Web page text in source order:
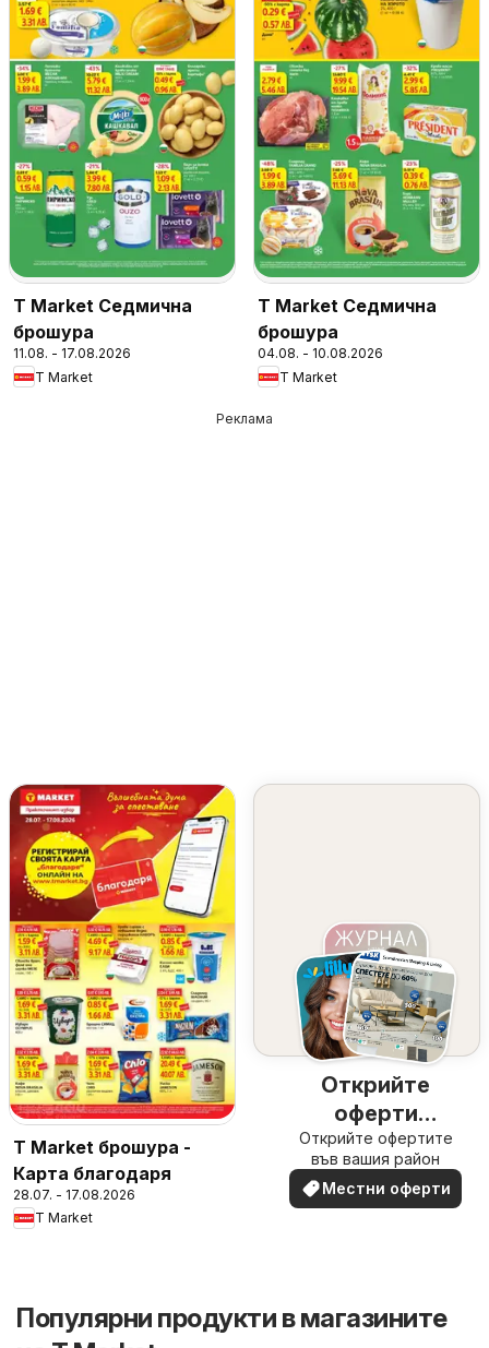
T Market Седмична
брошура
11.08. - 17.08.2026
T Market
T Market Седмична
брошура
04.08. - 10.08.2026
T Market
Реклама
T Market брошура -
Карта благодаря
28.07. - 17.08.2026
T Market
Открийте
оферти
наблизо
Открийте офертите
във вашия район
Местни оферти
Популярни продукти в магазините